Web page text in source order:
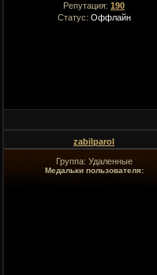
Репутация: 190
Статус: Оффлайн
zabilparol
Группа: Удаленные
Медальки пользователя: